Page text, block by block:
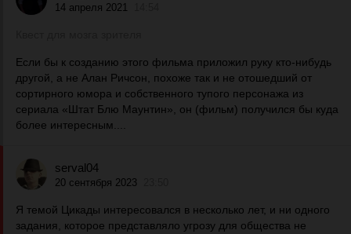
14 апреля 2021
Если бы к созданию этого фильма приложил руку кто-нибудь
другой, а не Алан Ричсон, похоже так и не отошедший от
сортирного юмора и собственного тупого персонажа из
сериала «Штат Блю Маунтин», он (фильм) получился бы куда
более интересным....
serval04
20 сентября 2023
Я темой Цикады интересовался в несколько лет, и ни одного
задания, которое представляло угрозу для общества не